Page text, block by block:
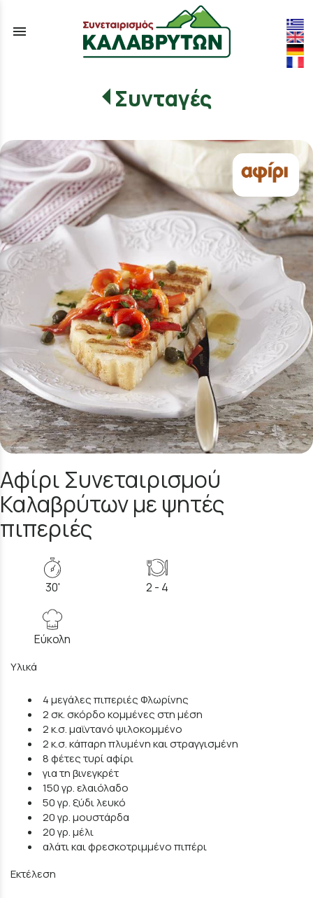
menu
Συνταγές
Αφίρι Συνεταιρισμού
Καλαβρύτων με ψητές
πιπεριές
30' 2 - 4
Εύκολη
Υλικά
4 μεγάλες πιπεριές Φλωρίνης
2 σκ. σκόρδο κομμένες στη μέση
2 κ.σ. μαϊντανό ψιλοκομμένο
2 κ.σ. κάπαρη πλυμένη και στραγγισμένη
8 φέτες τυρί αφίρι
για τη βινεγκρέτ
150 γρ. ελαιόλαδο
50 γρ. ξύδι λευκό
20 γρ. μουστάρδα
20 γρ. μέλι
αλάτι και φρεσκοτριμμένο πιπέρι
Εκτέλεση